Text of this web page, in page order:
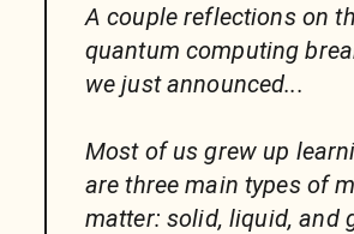
A couple reflections on
quantum computing
we just announced...
Most of us grew up
are three main types of
matter: solid, liquid, and